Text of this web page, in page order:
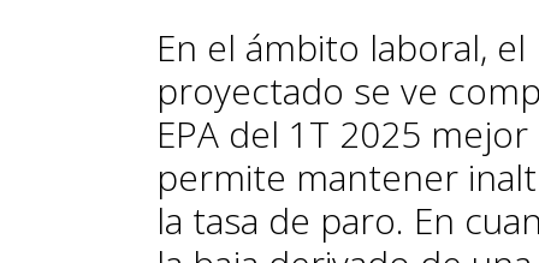
En el ámbito laboral,
proyectado se ve
EPA del 1T 2025
permite mantener
la tasa de paro. En